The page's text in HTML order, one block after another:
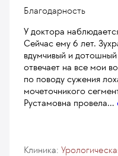
Благодарность
У доктора
Сейчас ему 6 лет.
вдумчивый и дотошный
отвечает на все мои
по поводу сужения
мочеточникого
Рустамовна провела...
Клиника: